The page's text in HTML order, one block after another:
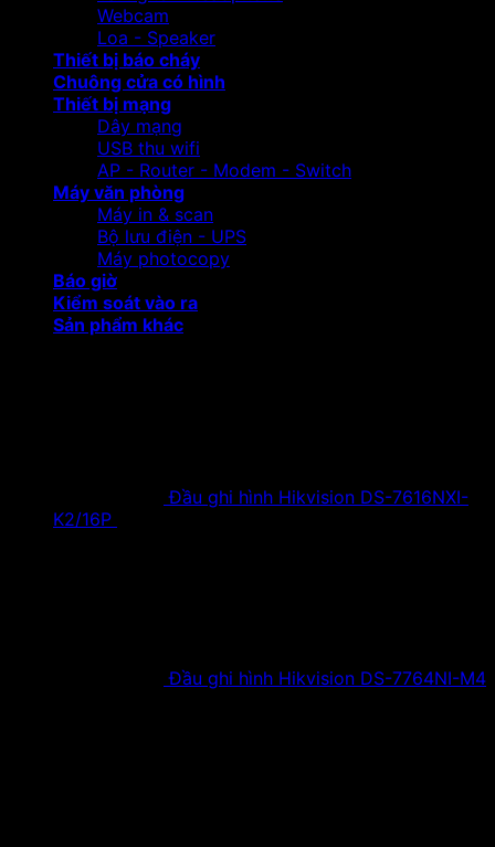
Webcam
Loa - Speaker
Thiết bị báo cháy
Chuông cửa có hình
Thiết bị mạng
Dây mạng
USB thu wifi
AP - Router - Modem - Switch
Máy văn phòng
Máy in & scan
Bộ lưu điện - UPS
Máy photocopy
Báo giờ
Kiểm soát vào ra
Sản phẩm khác
Đầu ghi hình Hikvision DS-7616NXI-
K2/16P
Đầu ghi hình Hikvision DS-7764NI-M4